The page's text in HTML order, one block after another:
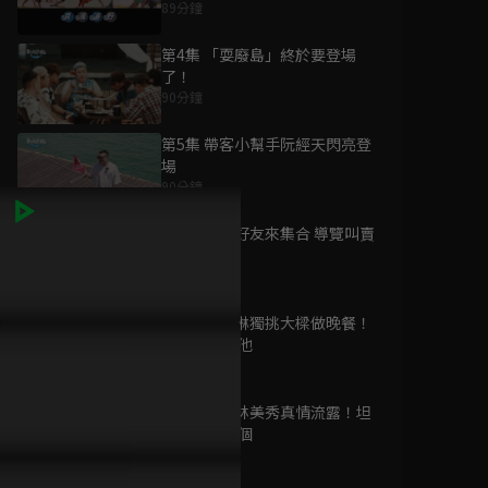
89分鐘
第4集 「耍廢島」終於要登場
了！
90分鐘
第5集 帶客小幫手阮經天閃亮登
場
90分鐘
第6集 明星好友來集合 導覽叫賣
第7集 顏志琳獨挑大樑做晚餐！
卻不斷求助他
第8集 戶長林美秀真情流露！坦
言夢想是這個
為您推薦
第二季
已完結 / 共 13 集
血色告白
已完結 / 共 10 集